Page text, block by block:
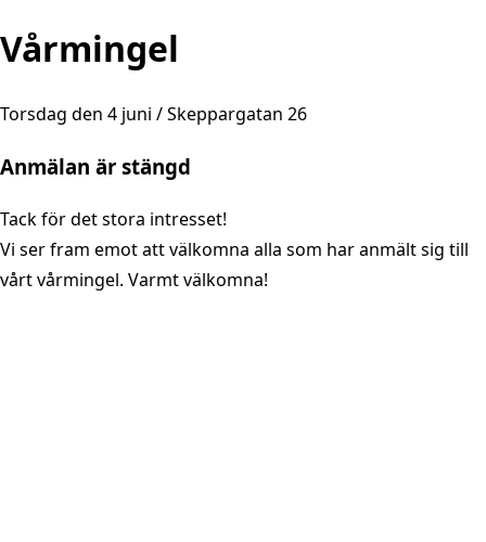
Vårmingel
Torsdag den 4 juni / Skeppargatan 26
Anmälan är stängd
Tack för det stora intresset!
Vi ser fram emot att välkomna alla som har anmält sig till
vårt vårmingel. Varmt välkomna!